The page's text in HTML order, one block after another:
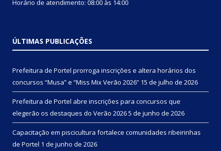
Horário de atendimento: 08:00 às 14:00
ÚLTIMAS PUBLICAÇÕES
Prefeitura de Portel prorroga inscrições e altera horários dos
concursos “Musa” e “Miss Mix Verão 2026” 15 de julho de 2026
Prefeitura de Portel abre inscrições para concursos que
elegerão os destaques do Verão 20265 de junho de 2026
Capacitação em piscicultura fortalece comunidades ribeirinhas
de Portel 1 de junho de 2026